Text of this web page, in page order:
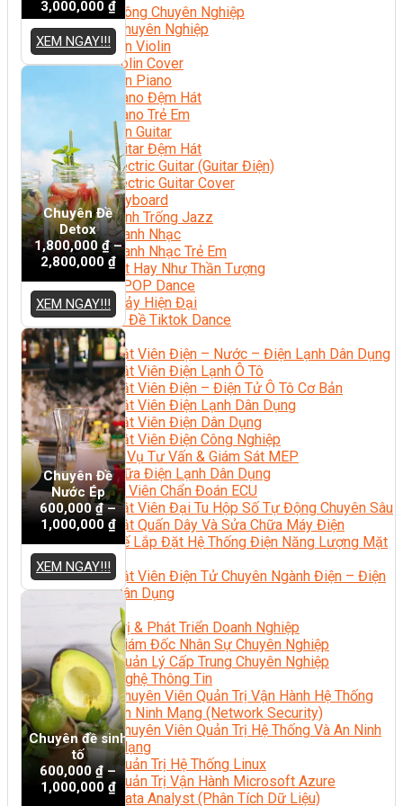
Nhạc Công Chuyên Nghiệp
Ca Sĩ Chuyên Nghiệp
Học Đàn Violin
Học Violin Cover
Học Đàn Piano
Học Piano Đệm Hát
Học Piano Trẻ Em
Học Đàn Guitar
Học Guitar Đệm Hát
Học Electric Guitar (Guitar Điện)
Học Electric Guitar Cover
Học Keyboard
Học Đánh Trống Jazz
Học Thanh Nhạc
Học Thanh Nhạc Trẻ Em
Học Hát Hay Như Thần Tượng
Học K-POP Dance
Học Nhảy Hiện Đại
Chuyên Đề Tiktok Dance
Kỹ Thuật – Công Nghệ
Kỹ Thuật Viên Điện – Nước – Điện Lạnh Dân Dụng
Kỹ Thuật Viên Điện Lạnh Ô Tô
Kỹ Thuật Viên Điện – Điện Tử Ô Tô Cơ Bản
Kỹ Thuật Viên Điện Lạnh Dân Dụng
Kỹ Thuật Viên Điện Dân Dụng
Kỹ Thuật Viên Điện Công Nghiệp
Nghiệp Vụ Tư Vấn & Giám Sát MEP
Sửa Chữa Điện Lạnh Dân Dụng
Chuyên Viên Chẩn Đoán ECU
Kỹ Thuật Viên Đại Tu Hộp Số Tự Động Chuyên Sâu
Kỹ Thuật Quấn Dây Và Sửa Chữa Máy Điện
Thiết Kế Lắp Đặt Hệ Thống Điện Năng Lượng Mặt
Trời
Kỹ Thuật Viên Điện Tử Chuyên Ngành Điện – Điện
Lạnh Dân Dụng
Ngành Khác
Quản Trị & Phát Triển Doanh Nghiệp
Giám Đốc Nhân Sự Chuyên Nghiệp
Quản Lý Cấp Trung Chuyên Nghiệp
Công Nghệ Thông Tin
Chuyên Viên Quản Trị Vận Hành Hệ Thống
An Ninh Mạng (Network Security)
Chuyên Viên Quản Trị Hệ Thống Và An Ninh
Mạng
Quản Trị Hệ Thống Linux
Quản Trị Vận Hành Microsoft Azure
Data Analyst (Phân Tích Dữ Liệu)
3,000,000 ₫
XEM NGAY!!!
Chuyên Đề
Detox
1,800,000₫–
2,800,000 ₫
XEM NGAY!!!
Chuyên Đề
Nước Ép
600,000₫–
1,000,000 ₫
XEM NGAY!!!
Chuyên đề sinh
tố
600,000₫–
1,000,000 ₫